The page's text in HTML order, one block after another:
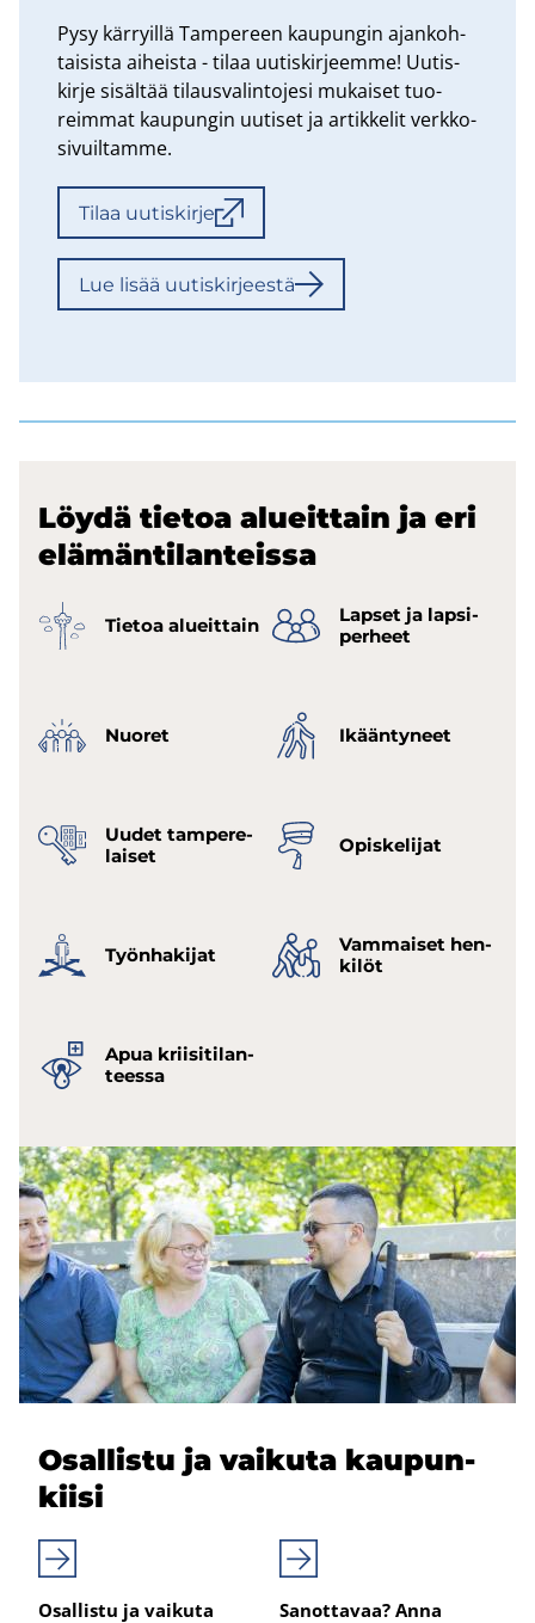
Pysy kär­ryil­lä Tam­pe­reen kau­pun­gin ajan­koh­
tai­sis­ta ai­heis­ta - tilaa uu­tis­kir­jeem­me! Uu­tis­
kir­je si­säl­tää ti­laus­va­lin­to­je­si mu­kai­set tuo­
reim­mat kau­pun­gin uu­ti­set ja ar­tik­ke­lit verk­ko­
si­vuil­tam­me.
Tilaa uu­tis­kir­je
Lue lisää uu­tis­kir­jees­tä
Löydä tie­toa alueit­tain ja eri
elä­män­ti­lan­teis­sa
Tie­toa alueit­tain
Lap­set ja lap­si­
per­heet
Nuo­ret Ikään­ty­neet
Uudet tam­pe­re­
lai­set
Opis­ke­li­jat
Työn­ha­ki­jat
Vam­mai­set hen­
ki­löt
Apua krii­si­ti­lan­
tees­sa
Osal­lis­tu ja vai­ku­ta kau­pun­
kii­si
Osallistu ja vaikuta
Sanottavaa? Anna